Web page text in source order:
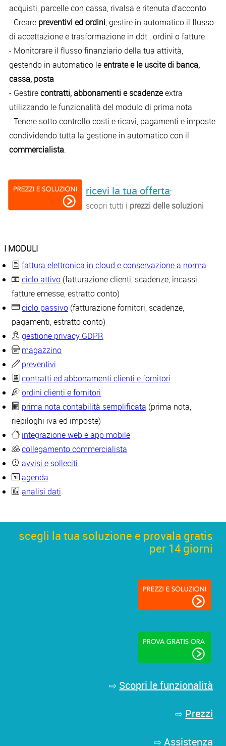
acquisti, parcelle con cassa, rivalsa e ritenuta d’acconto
- Creare preventivi ed ordini, gestire in automatico il flusso
di accettazione e trasformazione in ddt , ordini o fatture
- Monitorare il flusso finanziario della tua attività,
gestendo in automatico leentrate e le uscite di banca,
cassa, posta
- Gestirecontratti, abbonamenti e scadenzeextra
utilizzando le funzionalità del modulo di prima nota
- Tenere sotto controllo costi e ricavi, pagamenti e imposte
condividendo tutta la gestione in automatico con il
commercialista.
ricevi la tua offerta:
scopri tutti i prezzi delle soluzioni
I MODULI
fattura elettronica in cloud e conservazione a norma
ciclo attivo (fatturazione clienti, scadenze, incassi,
fatture emesse, estratto conto)
ciclo passivo (fatturazione fornitori, scadenze,
pagamenti, estratto conto)
gestione privacy GDPR
magazzino
preventivi
contratti ed abbonamenti clienti e fornitori
ordini clienti e fornitori
prima nota contabilità semplificata (prima nota,
riepiloghi iva ed imposte)
integrazione web e app mobile
collegamento commercialista
avvisi e solleciti
agenda
analisi dati
scegli la tua soluzione e provala gratis
per 14 giorni
⇨ Scopri le funzionalità
⇨ Prezzi
⇨ Assistenza